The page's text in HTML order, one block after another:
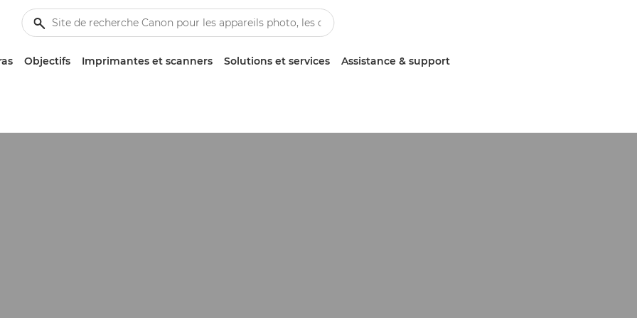
Objectifs Imprimantes et scanners Solutions et services Assistance & support